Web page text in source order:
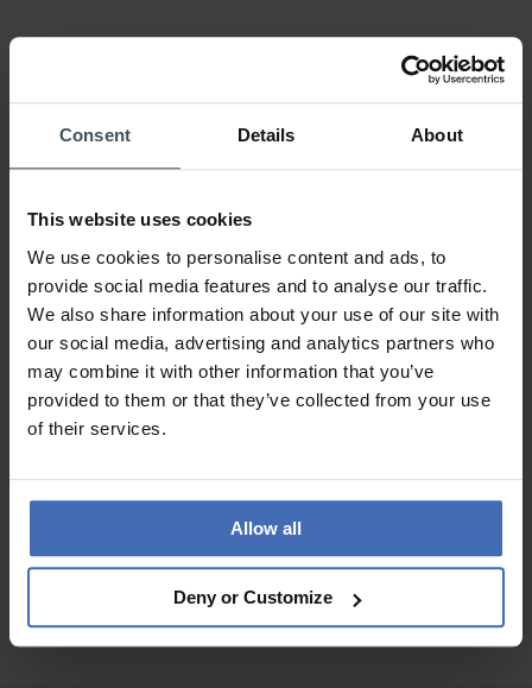
Consent Details About
This website uses cookies
We use cookies to personalise content and ads, to
provide social media features and to analyse our traffic.
We also share information about your use of our site with
our social media, advertising and analytics partners who
may combine it with other information that you’ve
provided to them or that they’ve collected from your use
of their services.
Allow all
Deny or Customize
3%
0%
Kundenmeinung von Judithli Sonntag, 21. Dezember 2025
DESIGN
PREIS-LEISTUNG
QUALITÄT
Sehr gut
ZU DEN BEWERTUNGEN